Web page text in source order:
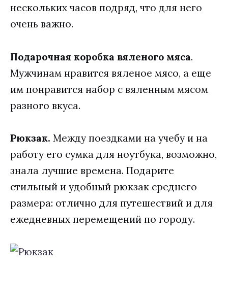
нескольких часов подряд, что для него
очень важно.
Подарочная коробка вяленого мяса.
Мужчинам нравится вяленое мясо, а еще
им понравится набор с вяленным мясом
разного вкуса.
Рюкзак. Между поездками на учебу и на
работу его сумка для ноутбука, возможно,
знала лучшие времена. Подарите
стильный и удобный рюкзак среднего
размера: отлично для путешествий и для
ежедневных перемещений по городу.